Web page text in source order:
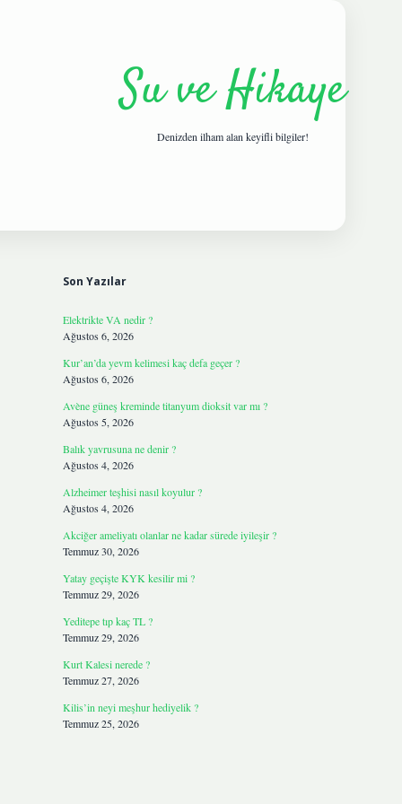
Su ve Hikaye
Denizden ilham alan keyifli bilgiler!
Son Yazılar
Elektrikte VA nedir ?
Ağustos 6, 2026
Kur’an’da yevm kelimesi kaç defa geçer ?
Ağustos 6, 2026
Avène güneş kreminde titanyum dioksit var mı ?
Ağustos 5, 2026
Balık yavrusuna ne denir ?
Ağustos 4, 2026
Alzheimer teşhisi nasıl koyulur ?
Ağustos 4, 2026
Akciğer ameliyatı olanlar ne kadar sürede iyileşir ?
Temmuz 30, 2026
Yatay geçişte KYK kesilir mi ?
Temmuz 29, 2026
Yeditepe tıp kaç TL ?
Temmuz 29, 2026
Kurt Kalesi nerede ?
Temmuz 27, 2026
Kilis’in neyi meşhur hediyelik ?
Temmuz 25, 2026